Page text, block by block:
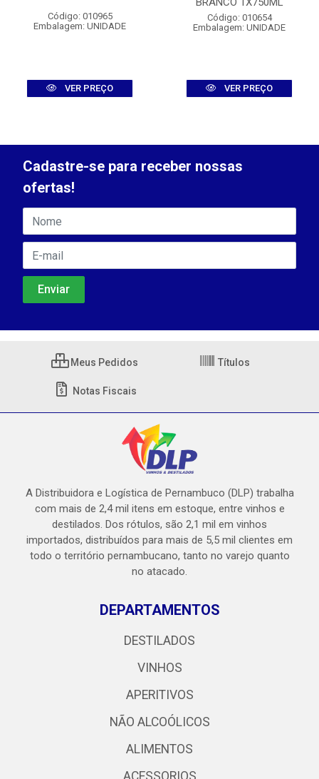
Código: 010965
Embalagem: UNIDADE
VER PREÇO
Código: 010654
Embalagem: UNIDADE
VER PREÇO
Cadastre-se para receber nossas
ofertas!
Meus Pedidos Títulos
Notas Fiscais
A Distribuidora e Logística de Pernambuco (DLP) trabalha
com mais de 2,4 mil itens em estoque, entre vinhos e
destilados. Dos rótulos, são 2,1 mil em vinhos
importados, distribuídos para mais de 5,5 mil clientes em
todo o território pernambucano, tanto no varejo quanto
no atacado.
DEPARTAMENTOS
DESTILADOS
VINHOS
APERITIVOS
NÃO ALCOÓLICOS
ALIMENTOS
ACESSORIOS